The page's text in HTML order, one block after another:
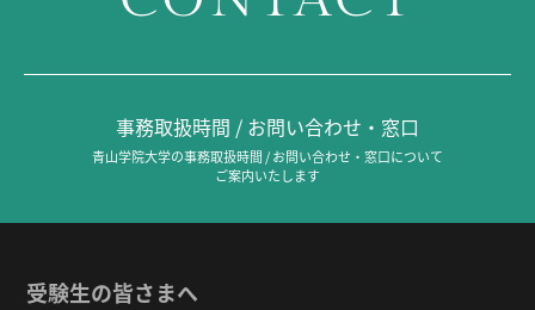
事務取扱時間 / お問い合わせ・窓口
青山学院大学の事務取扱時間 / お問い合わせ・窓口について
ご案内いたします
受験生の皆さまへ